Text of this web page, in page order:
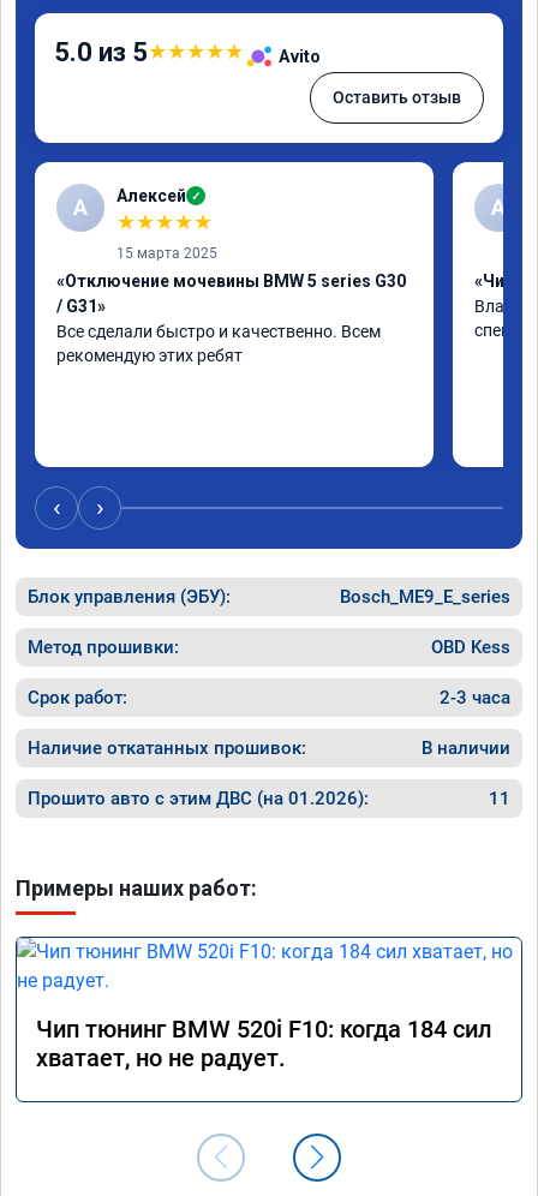
5.0 из 5★★★★★ Avito
Оставить отзыв
А Алексей ✓
★★★★★
15 марта 2025
«Отключение мочевины BMW 5 series G30
/ G31»
Все сделали быстро и качественно. Всем
рекомендую этих ребят
А
«Чип
‹ ›
Блок управления (ЭБУ): Bosch_ME9_E_series
Метод прошивки: OBD Kess
Срок работ: 2-3 часа
Наличие откатанных прошивок: В наличии
Прошито авто с этим ДВС (на 01.2026): 11
Примеры наших работ:
Чип тюнинг BMW 520i F10: когда 184 сил
хватает, но не радует.